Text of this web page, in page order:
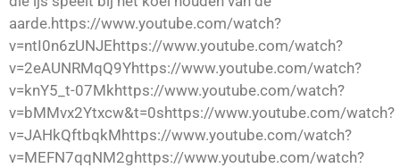
aarde.https://www.youtube.com/watch?
v=ntI0n6zUNJEhttps://www.youtube.com/watch?
v=2eAUNRMqQ9Yhttps://www.youtube.com/watch?
v=knY5_t-07Mkhttps://www.youtube.com/watch?
v=bMMvx2Ytxcw&t=0shttps://www.youtube.com/watch?
v=JAHkQftbqkMhttps://www.youtube.com/watch?
v=MEFN7qqNM2ghttps://www.youtube.com/watch?